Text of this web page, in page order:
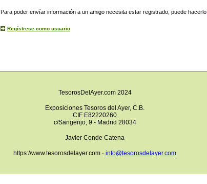
Para poder envíar información a un amigo necesita estar registrado, puede hacerlo
Regístrese como usuario
TesorosDelAyer.com 2024
Exposiciones Tesoros del Ayer, C.B.
CIF E82220260
c/Sangenjo, 9 - Madrid 28034
Javier Conde Catena
https://www.tesorosdelayer.com · info@tesorosdelayer.com